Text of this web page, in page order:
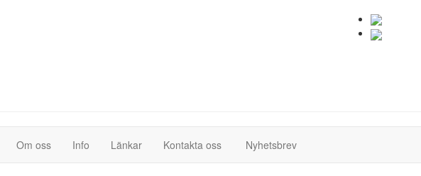
(current)Om oss Info Länkar Kontakta oss(current)Nyhetsbrev(current)